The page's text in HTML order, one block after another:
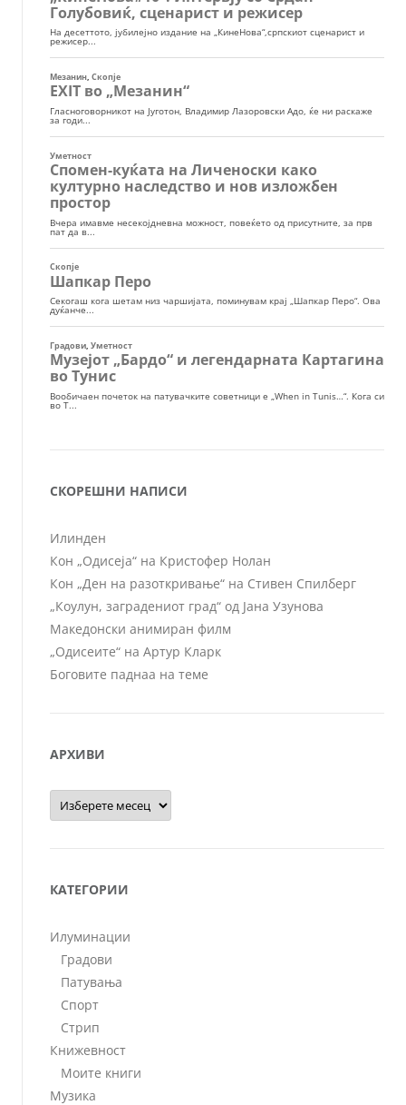
СКОРЕШНИ НАПИСИ
Илинден
Кон „Одисеја“ на Кристофер Нолан
Кон „Ден на разоткривање“ на Стивен Спилберг
„Коулун, заградениот град“ од Јана Узунова
Македонски анимиран филм
„Одисеите“ на Артур Кларк
Боговите паднаа на теме
АРХИВИ
Архиви
КАТЕГОРИИ
Илуминации
Градови
Патувања
Спорт
Стрип
Книжевност
Моите книги
Музика